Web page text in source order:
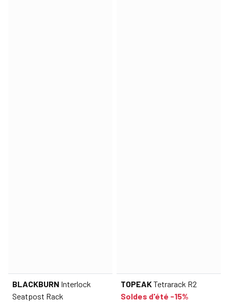
BLACKBURN Interlock
Seatpost Rack
TOPEAKTetrarack R2
Soldes d'été -15%